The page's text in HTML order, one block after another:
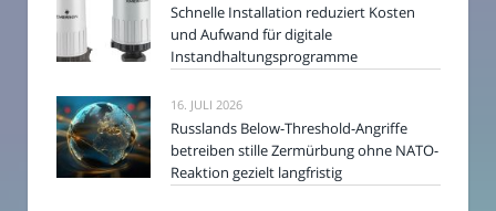
Schnelle Installation reduziert Kosten
und Aufwand für digitale
Instandhaltungsprogramme
16. JULI 2026
Russlands Below-Threshold-Angriffe
betreiben stille Zermürbung ohne NATO-
Reaktion gezielt langfristig